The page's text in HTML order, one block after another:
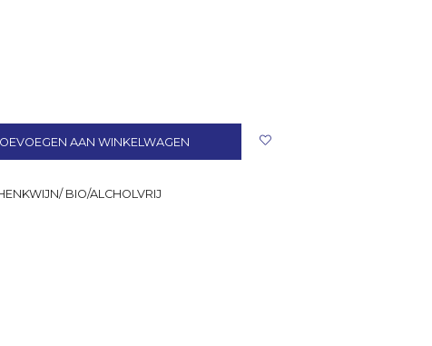
AAN WINKELWAGEN
BIO/ALCHOLVRIJ